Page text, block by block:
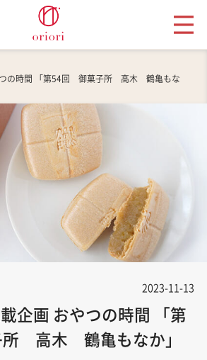
つの時間 「第54回 御菓子所 高木 鶴亀もな
2023-11-13
企画 おやつの時間 「第
高木 鶴亀もなか」